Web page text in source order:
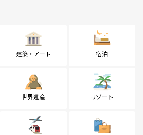
建築・アート 宿泊
世界遺産 リゾート